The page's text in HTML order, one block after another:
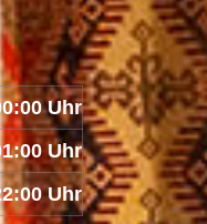
Uhr
Uhr
Uhr